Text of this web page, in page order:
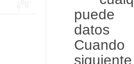
puede
datos